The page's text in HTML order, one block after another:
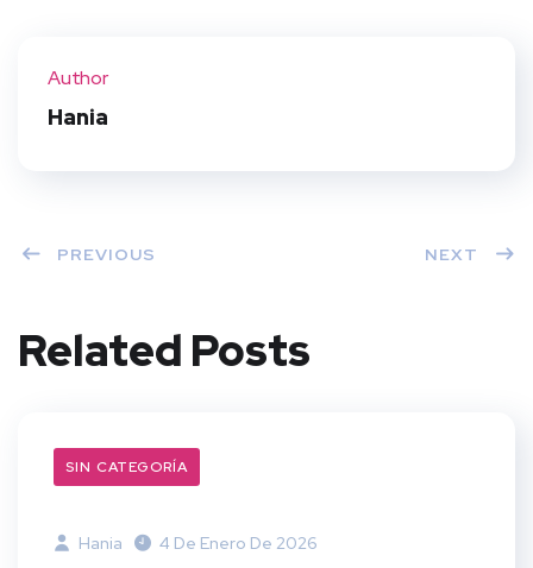
Author
Hania
PREVIOUS NEXT
Related Posts
SIN CATEGORÍA
Hania 4 De Enero De 2026